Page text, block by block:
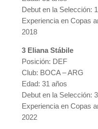
Debut en la Selección:
Experiencia en Copas
2018
3 Eliana Stábile
Posición: DEF
Club: BOCA – ARG
Edad: 31 años
Debut en la Selección:
Experiencia en Copas
2022